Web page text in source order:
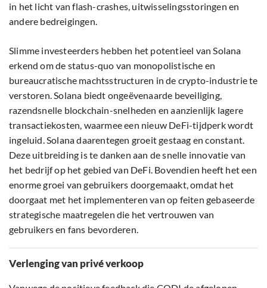
in het licht van flash-crashes, uitwisselingsstoringen en
andere bedreigingen.
Slimme investeerders hebben het potentieel van Solana
erkend om de status-quo van monopolistische en
bureaucratische machtsstructuren in de crypto-industrie te
verstoren. Solana biedt ongeëvenaarde beveiliging,
razendsnelle blockchain-snelheden en aanzienlijk lagere
transactiekosten, waarmee een nieuw DeFi-tijdperk wordt
ingeluid. Solana daarentegen groeit gestaag en constant.
Deze uitbreiding is te danken aan de snelle innovatie van
het bedrijf op het gebied van DeFi. Bovendien heeft het een
enorme groei van gebruikers doorgemaakt, omdat het
doorgaat met het implementeren van op feiten gebaseerde
strategische maatregelen die het vertrouwen van
gebruikers en fans bevorderen.
Verlenging van privé verkoop